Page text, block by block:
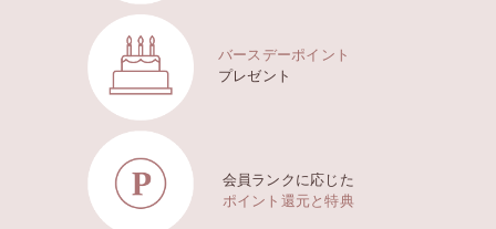
バースデーポイント
プレゼント
会員ランクに応じた
ポイント還元と特典